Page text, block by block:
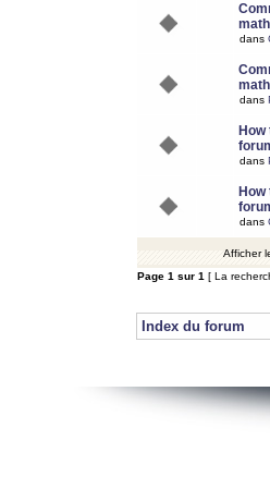
dans
dans
dans
dans
Afficher
Page 1 sur 1 [ La
Index du forum